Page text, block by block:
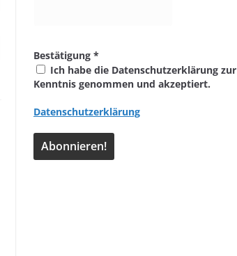
Bestätigung *
Ich habe die Datenschutzerklärung zur
Kenntnis genommen und akzeptiert.
Datenschutzerklärung